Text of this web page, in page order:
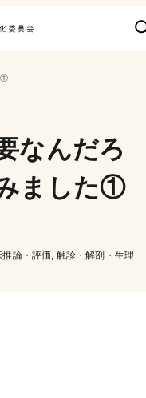
①
なんだろ
ました①
推論・評価 触診・解剖・生理